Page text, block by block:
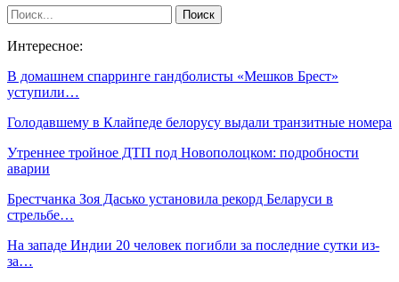
Интересное:
В домашнем спарринге гандболисты «Мешков Брест»
уступили…
Голодавшему в Клайпеде белорусу выдали транзитные номера
Утреннее тройное ДТП под Новополоцком: подробности
аварии
Брестчанка Зоя Дасько установила рекорд Беларуси в
стрельбе…
На западе Индии 20 человек погибли за последние сутки из-
за…